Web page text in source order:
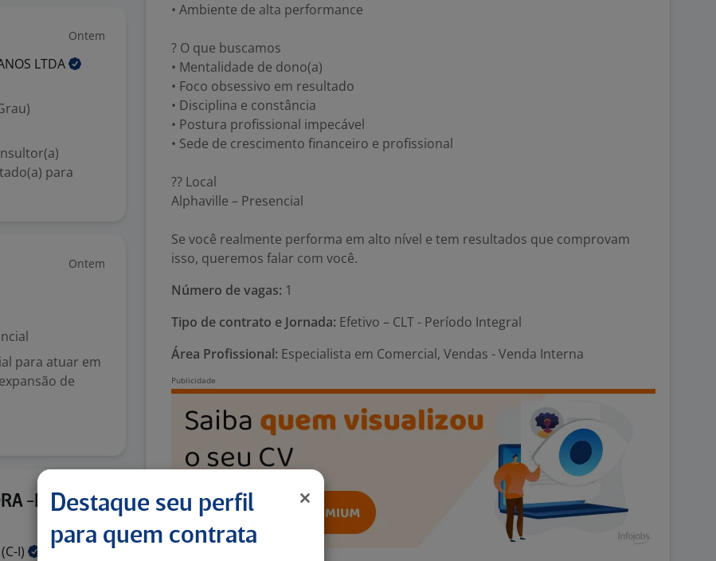
Ontem
LTDA
para
Ontem
para atuar em
de
-BH
Ontem
(C-I)
• Ambiente de alta performance
? O que buscamos
• Mentalidade de dono(a)
• Foco obsessivo em resultado
• Disciplina e constância
• Postura profissional impecável
• Sede de crescimento financeiro e profissional
?? Local
Alphaville – Presencial
Se você realmente performa em alto nível e tem resultados que comprovam
isso, queremos falar com você.
Número de vagas: 1
Tipo de contrato e Jornada: Efetivo – CLT - Período Integral
Área Profissional: Especialista em Comercial, Vendas - Venda Interna
Destaque seu perfil
para quem contrata